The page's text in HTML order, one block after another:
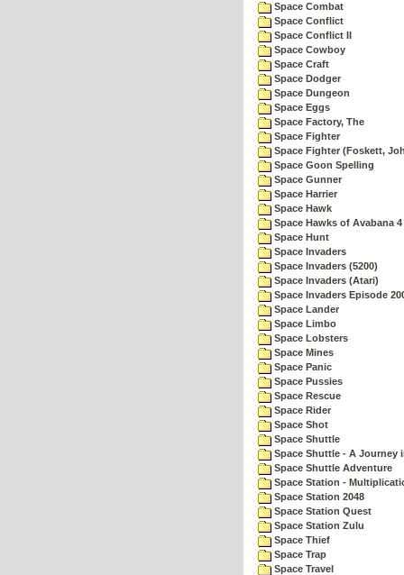
Space Combat
Space Conflict
Space Conflict II
Space Cowboy
Space Craft
Space Dodger
Space Dungeon
Space Eggs
Space Factory, The
Space Fighter
Space Fighter (Foskett,
Space Goon Spelling
Space Gunner
Space Harrier
Space Hawk
Space Hawks of Avabana 4
Space Hunt
Space Invaders
Space Invaders (5200)
Space Invaders (Atari)
Space Invaders Episode
Space Lander
Space Limbo
Space Lobsters
Space Mines
Space Panic
Space Pussies
Space Rescue
Space Rider
Space Shot
Space Shuttle
Space Shuttle - A Journey
Space Shuttle Adventure
Space Station -
Space Station 2048
Space Station Quest
Space Station Zulu
Space Thief
Space Trap
Space Travel